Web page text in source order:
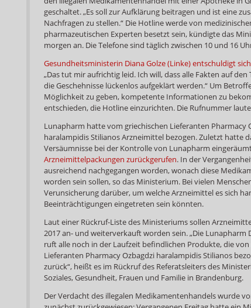
geschaltet. „Es soll zur Aufklärung beitragen und ist eine
Nachfragen zu stellen.“ Die Hotline werde von
pharmazeutischen Experten besetzt sein, kündigte das
morgen an. Die Telefone sind täglich zwischen 10 und 16
Gesundheitsministerin Diana Golze (Linke) entschuldigt
„Das tut mir aufrichtig leid. Ich will, dass alle Fakten auf
die Geschehnisse lückenlos aufgeklärt werden.“ Um
Möglichkeit zu geben, kompetente Informationen zu
entschieden, die Hotline einzurichten. Die Rufnummer
Lunapharm hatte vom griechischen Lieferanten Pharmacy
haralampidis Stilianos Arzneimittel bezogen. Zuletzt hatte
Versäumnisse bei der Kontrolle von Lunapharm
Arzneimittelpackungen zurückgerufen. In der
ausreichend nachgegangen worden, wonach diese
worden sein sollen, so das Ministerium. Bei vielen
Verunsicherung darüber, um welche Arzneimittel es sich
Beeinträchtigungen eingetreten sein könnten.
Laut einer Rückruf-Liste des Ministeriums sollen
2017 an- und weiterverkauft worden sein. „Die Lunapharm
ruft alle noch in der Laufzeit befindlichen Produkte, die von
Lieferanten Pharmacy Ozbagdzi haralampidis Stilianos
zurück“, heißt es im Rückruf des Referatsleiters des
Soziales, Gesundheit, Frauen und Familie in Brandenburg.
Der Verdacht des illegalen Medikamentenhandels wurde